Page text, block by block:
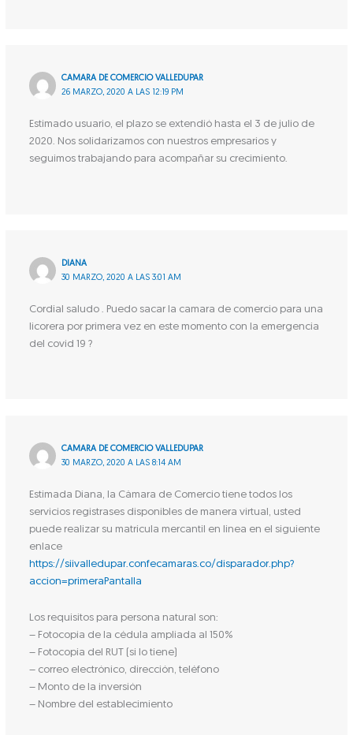
CAMARA DE COMERCIO VALLEDUPAR
26 MARZO, 2020 A LAS 12:19 PM
Estimado usuario, el plazo se extendió hasta el 3 de julio de
2020. Nos solidarizamos con nuestros empresarios y
seguimos trabajando para acompañar su crecimiento.
DIANA
30 MARZO, 2020 A LAS 3:01 AM
Cordial saludo . Puedo sacar la camara de comercio para una
licorera por primera vez en este momento con la emergencia
del covid 19 ?
CAMARA DE COMERCIO VALLEDUPAR
30 MARZO, 2020 A LAS 8:14 AM
Estimada Diana, la Cámara de Comercio tiene todos los
servicios registrases disponibles de manera virtual, usted
puede realizar su matricula mercantil en linea en el siguiente
enlace
https://siivalledupar.confecamaras.co/disparador.php?
accion=primeraPantalla
Los requisitos para persona natural son:
– Fotocopia de la cédula ampliada al 150%
– Fotocopia del RUT (si lo tiene)
– correo electrónico, dirección, teléfono
– Monto de la inversión
– Nombre del establecimiento